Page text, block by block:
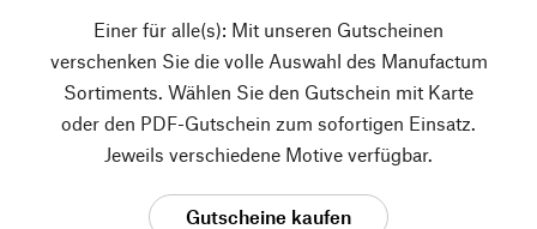
Einer für alle(s): Mit unseren Gutscheinen
verschenken Sie die volle Auswahl des Manufactum
Sortiments. Wählen Sie den Gutschein mit Karte
oder den PDF-Gutschein zum sofortigen Einsatz.
Jeweils verschiedene Motive verfügbar.
Gutscheine kaufen